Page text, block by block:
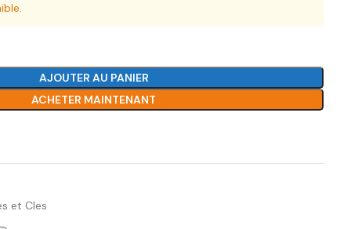
AJOUTER AU PANIER
ACHETER MAINTENANT
et Cles